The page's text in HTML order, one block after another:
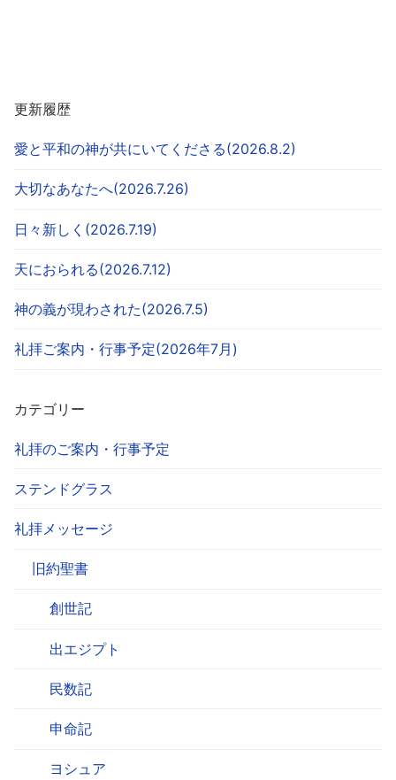
更新履歴
愛と平和の神が共にいてくださる(2026.8.2)
大切なあなたへ(2026.7.26)
日々新しく(2026.7.19)
天におられる(2026.7.12)
神の義が現わされた(2026.7.5)
礼拝ご案内・行事予定(2026年7月)
カテゴリー
礼拝のご案内・行事予定
ステンドグラス
礼拝メッセージ
旧約聖書
創世記
出エジプト
民数記
申命記
ヨシュア